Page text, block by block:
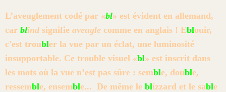
L’aveuglement codé par «bl» est évident en allemand,
car blind signifie aveugle comme en anglais ! Eblouir,
c'est troubler la vue par un éclat, une luminosité
insupportable. Ce trouble visuel «bl» est inscrit dans
les mots où la vue n’est pas sûre : semble, double,
ressemble, ensemble... De même le blizzard et le sable